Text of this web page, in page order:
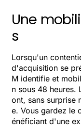
Une
s
Lorsqu'un
d'acquisition se
M identifie et
n sous 48 heures.
ont, sans surprise
e. Vous gardez le
énéficiant d'une